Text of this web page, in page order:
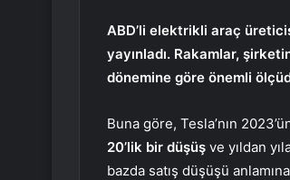
ABD’li elektrikli araç
yayınladı. Rakamlar,
dönemine göre önemli
Buna göre, Tesla’nın
20’lik bir düşüş ve yıldan
bazda satış düşüşü